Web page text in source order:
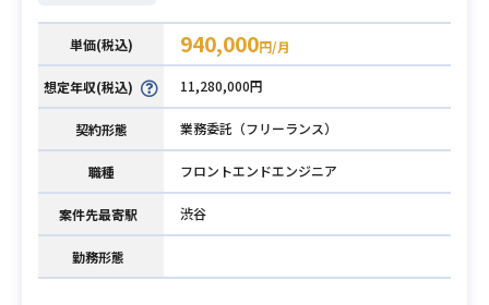
単価(税込) 940,000円/月
想定年収(税込) 11,280,000円
契約形態 業務委託（フリーランス）
職種 フロントエンドエンジニア
案件先最寄駅 渋谷
勤務形態